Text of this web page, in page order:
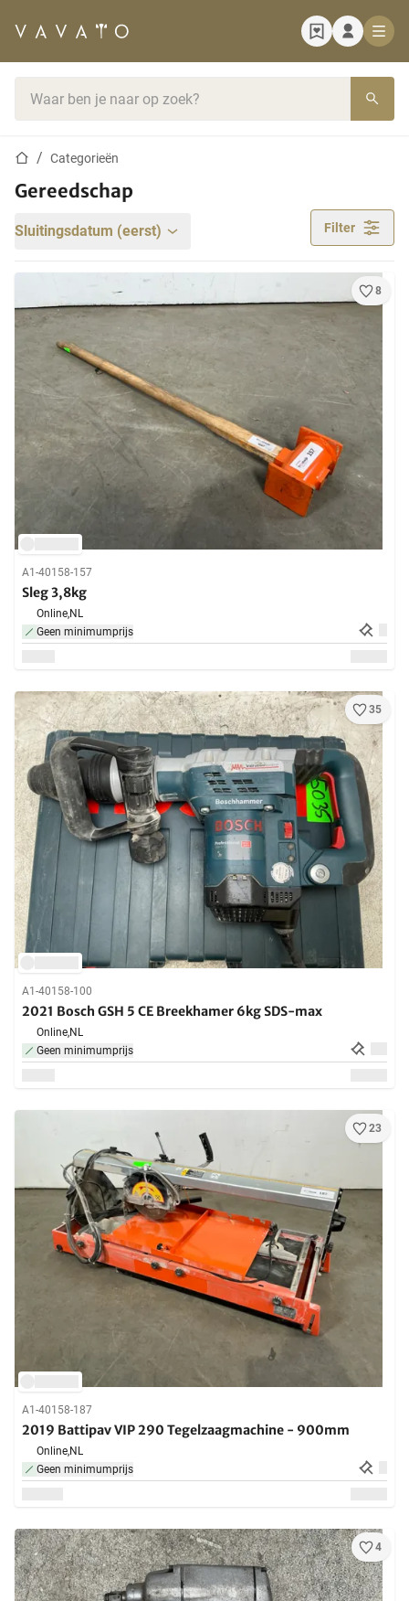
StartpaginaCategorieën
Gereedschap
Sluitingsdatum (eerst) Filter
8
A1-40158-157
Sleg 3,8kg
Online,NL
Geen minimumprijs
35
A1-40158-100
2021 Bosch GSH 5 CE Breekhamer 6kg SDS-max
Online,NL
Geen minimumprijs
23
A1-40158-187
2019 Battipav VIP 290 Tegelzaagmachine - 900mm
Online,NL
Geen minimumprijs
4